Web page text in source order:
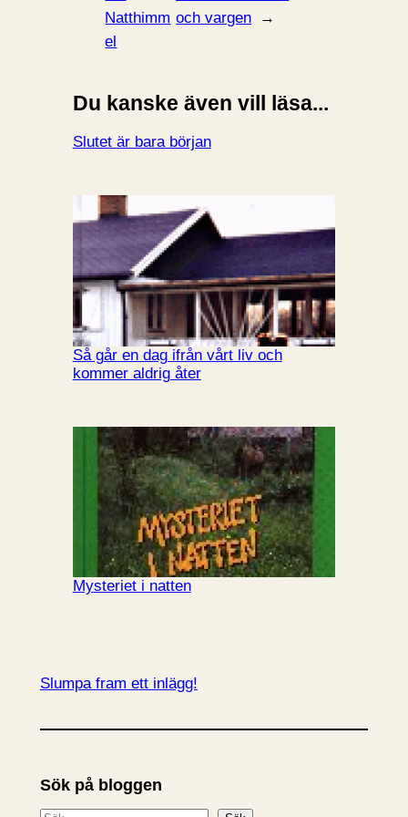
Natthimm
el
och vargen
→
Du kanske även vill läsa...
Slutet är bara början
Så går en dag ifrån vårt liv och
kommer aldrig åter
Mysteriet i natten
Slumpa fram ett inlägg!
Sök på bloggen